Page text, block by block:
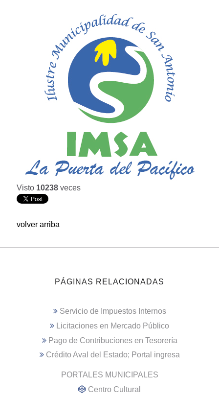
Visto 10238 veces
volver arriba
PÁGINAS RELACIONADAS
Servicio de Impuestos Internos
Licitaciones en Mercado Público
Pago de Contribuciones en Tesorería
Crédito Aval del Estado; Portal ingresa
PORTALES MUNICIPALES
Centro Cultural